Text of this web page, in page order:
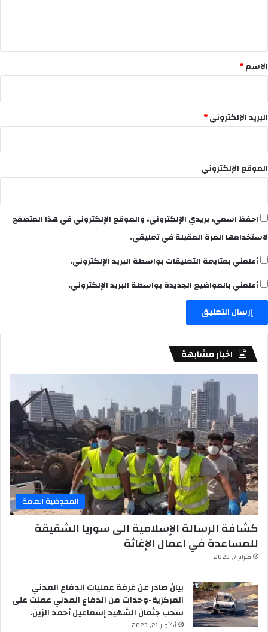
*
الاسم*
البريد الإلكتروني*
الموقع الإلكتروني
احفظ اسمي، بريدي الإلكتروني، والموقع الإلكتروني في هذا المتصفح
لاستخدامها المرة المقبلة في تعليقي.
أعلمني بمتابعة التعليقات بواسطة البريد الإلكتروني.
أعلمني بالمواضيع الجديدة بواسطة البريد الإلكتروني.
اخبار مشابهة
المفوضية العامة
كشافة الرسالة الإسلامية الى سوريا الشقيقة
للمساعدة في اعمال الإغاثة
فبراير 7, 2023
بيان صادر عن غرفة عمليات الدفاع المدني
المركزية-وحدات من الدفاع المدني عملت على
سحب جثمان الشهيد إسماعيل أحمد الزين.
أكتوبر 21, 2023